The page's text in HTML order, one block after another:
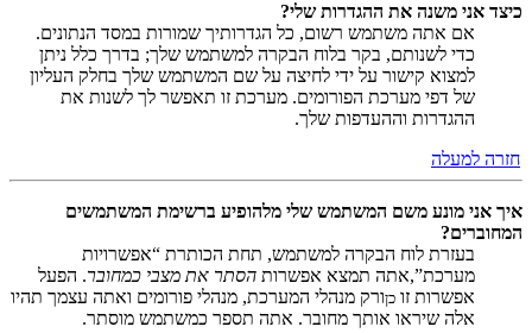
כיצד אני משנה את ההגדרות שלי?
אם אתה משתמש רשום, כל הגדרותיך שמורות במסד הנתונים.
כדי לשנותם, בקר בלוח הבקרה למשתמש שלך; בדרך כלל ניתן
למצוא קישור על ידי לחיצה על שם המשתמש שלך בחלק העליון
של דפי מערכת הפורומים. מערכת זו תאפשר לך לשנות את
ההגדרות וההעדפות שלך.
חזרה למעלה
איך אני מונע משם המשתמש שלי מלהופיע ברשימת המשתמשים
המחוברים?
בעזרת לוח הבקרה למשתמש, תחת הכותרת “אפשרויות
מערכת”,אתה תמצא אפשרות הסתר את מצבי כמחובר. הפעל
אפשרות זו כןורק מנהלי המערכת, מנהלי פורומים ואתה עצמך תהיו
אלה שיראו אותך מחובר. אתה תספר כמשתמש מוסתר.